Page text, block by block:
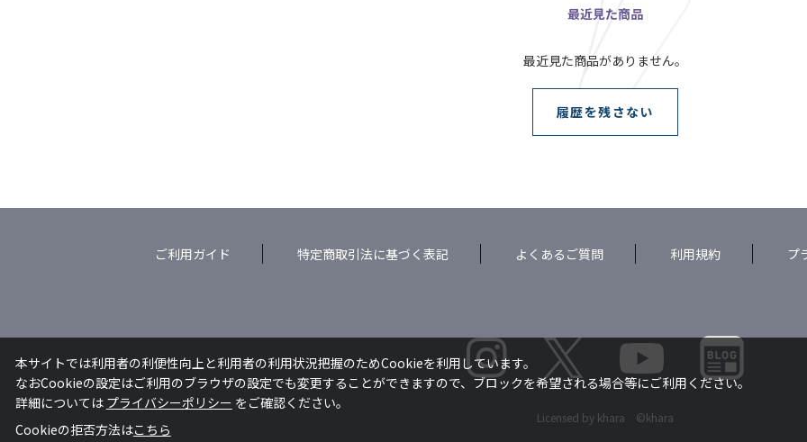
最近見た商品
最近見た商品がありません。
履歴を残さない
ご利用ガイド 特定商取引法に基づく表記 よくあるご質問 利用規約 プ
Licensed by khara ©khara
本サイトでは利用者の利便性向上と利用者の利用状況把握のためCookieを利用しています。
なおCookieの設定はご利用のブラウザの設定でも変更することができますので、ブロックを希望される場合等にご利用ください。
詳細については プライバシーポリシー をご確認ください。
Cookieの拒否方法はこちら